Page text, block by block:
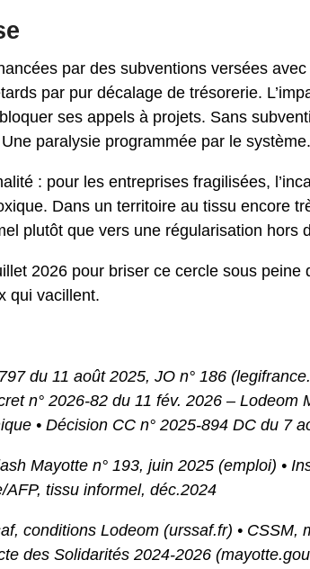
par des subventions versées
par pur décalage de trésorerie.
ses appels à projets. Sans
paralysie programmée par le système.
: pour les entreprises fragilisées,
Dans un territoire au tissu encore
plutôt que vers une régularisation hors
2026 pour briser ce cercle sous
qui vacillent.
du 11 août 2025, JO n° 186
n° 2026-82 du 11 fév. 2026 – Lodeom
• Décision CC n° 2025-894 DC du 7
Mayotte n° 193, juin 2025 (emploi) •
AFP, tissu informel, déc.2024
conditions Lodeom (urssaf.fr) • CSSM,
des Solidarités 2024-2026